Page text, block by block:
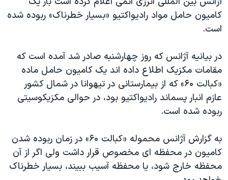
به
جستجو
گزیده‌ها
ویژه برنامه‌ها
فرهنگ و زندگی
حقوق شهروندی
اقتصادی
اسرائیل در جنگ
گالری عکس
آرشیو پخش زنده
عملیات خشم حماسی
۲۵۰سالگی آمریکا
مستندها
انتخابات ریاست جمهوری آمریکا ۲۰۲۴
حمله جمهوری اسلامی به اسرائیل
ورزش زنان در ایران
اعتراضات زن، زندگی، آزادی
مجموعه مستندهای دادخواهی
پخش رادیویی
دنبال کنید
زبانهای مختلف
کامیون حامل مواد رادیواکتیو «بسیار خطرناک» ربوده شده
است.
در بیانیه آژانس که روز چهارشنبه صادر شد آمده است که
مقامات مکزیک اطلاع داده اند یک کامیون حامل ماده
«کبالت ۶۰» که از بیمارستانی در تیهوانا در شمال کشور
عازم انبار پسماند رادیواکتیو بود، در حوالی مکزیکوسیتی
ربوده شده است.
به گزارش آژانس محموله «کبالت ۶۰» در زمان ربوده شدن
کامیون در محفظه ای مخصوص قرار داشت ولی اگر از آن
محفظه خارج شود، یا محفظه آسیب ببیند، بسیار خطرناک